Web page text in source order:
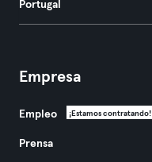
Portugal
Empresa
Empleo ¡Estamos contratando!
Prensa